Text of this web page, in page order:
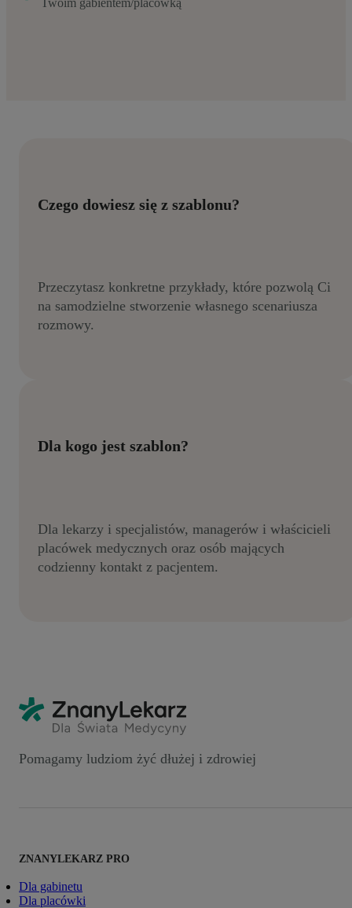
Twoim gabientem/placówką
Czego dowiesz się z szablonu?
Przeczytasz konkretne przykłady, które pozwolą Ci
na samodzielne stworzenie własnego scenariusza
rozmowy.
Dla kogo jest szablon?
Dla lekarzy i specjalistów, managerów i właścicieli
placówek medycznych oraz osób mających
codzienny kontakt z pacjentem.
Pomagamy ludziom żyć dłużej i zdrowiej
ZNANYLEKARZ PRO
Dla gabinetu
Dla placówki